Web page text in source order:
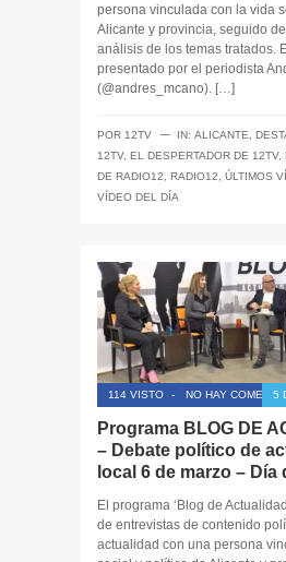
persona vinculada con la vida
Alicante y provincia, seguido
análisis de los temas tratados.
presentado por el periodista
(@andres_mcano). […]
POR 12TV ─ IN: ALICANTE,
12TV, EL DESPERTADOR DE 12TV,
DE RADIO12, RADIO12, ÚLTIMOS
VÍDEO DEL DÍA
114 VISTO - NO HAY 5
Programa BLOG DE
– Debate político de
local 6 de marzo – Día
El programa ‘Blog de
de entrevistas de contenido
actualidad con una persona